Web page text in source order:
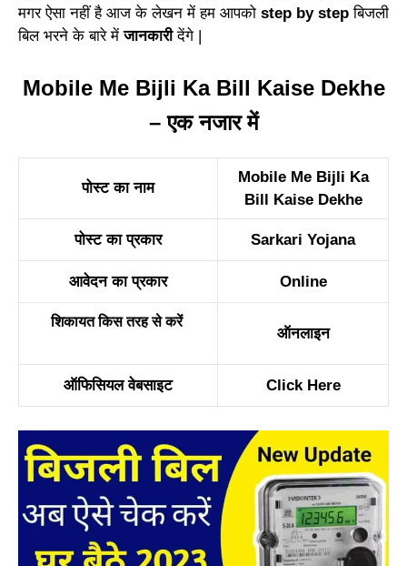
मगर ऐसा नहीं है आज के लेखन में हम आपको step by step बिजली
बिल भरने के बारे में जानकारीदेंगे |
Mobile Me Bijli Ka Bill Kaise Dekhe
–एक नजार में
पोस्टकानाम
Mobile Me Bijli Ka
Bill Kaise Dekhe
पोस्टकाप्रकार Sarkari Yojana
आवेदन काप्रकार Online
शिकायत किस तरह से करें
ऑनलाइन
ऑफिसियलवेबसाइट Click Here